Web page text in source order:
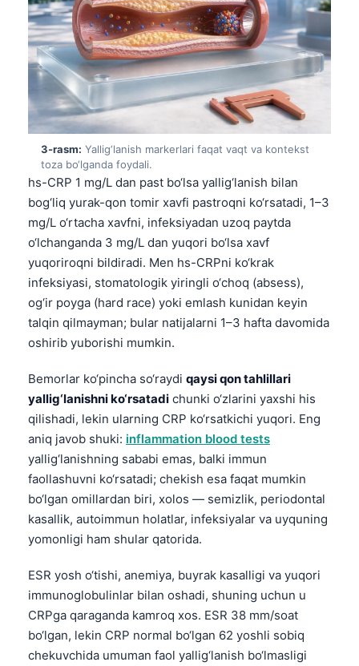
3-rasm: Yallig‘lanish markerlari faqat vaqt va kontekst
toza bo‘lganda foydali.
hs-CRP 1 mg/L dan past bo‘lsa yallig‘lanish bilan
bog‘liq yurak-qon tomir xavfi pastroqni ko‘rsatadi, 1–3
mg/L o‘rtacha xavfni, infeksiyadan uzoq paytda
o‘lchanganda 3 mg/L dan yuqori bo‘lsa xavf
yuqoriroqni bildiradi. Men hs-CRPni ko‘krak
infeksiyasi, stomatologik yiringli o‘choq (absess),
og‘ir poyga (hard race) yoki emlash kunidan keyin
talqin qilmayman; bular natijalarni 1–3 hafta davomida
oshirib yuborishi mumkin.
Bemorlar ko‘pincha so‘raydi qaysi qon tahlillari
yallig‘lanishni ko‘rsatadi chunki o‘zlarini yaxshi his
qilishadi, lekin ularning CRP ko‘rsatkichi yuqori. Eng
aniq javob shuki: inflammation blood tests
yallig‘lanishning sababi emas, balki immun
faollashuvni ko‘rsatadi; chekish esa faqat mumkin
bo‘lgan omillardan biri, xolos — semizlik, periodontal
kasallik, autoimmun holatlar, infeksiyalar va uyquning
yomonligi ham shular qatorida.
ESR yosh o‘tishi, anemiya, buyrak kasalligi va yuqori
immunoglobulinlar bilan oshadi, shuning uchun u
CRPga qaraganda kamroq xos. ESR 38 mm/soat
bo‘lgan, lekin CRP normal bo‘lgan 62 yoshli sobiq
chekuvchida umuman faol yallig‘lanish bo‘lmasligi